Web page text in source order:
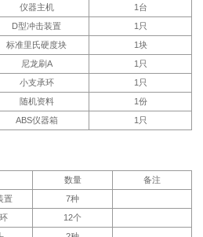
仪器主机
1台
D型冲击装置
1只
标准里氏硬度块
1块
尼龙刷A
1只
小支承环
1只
随机资料
1份
ABS仪器箱 1只
数量
备注
置
7种
12个